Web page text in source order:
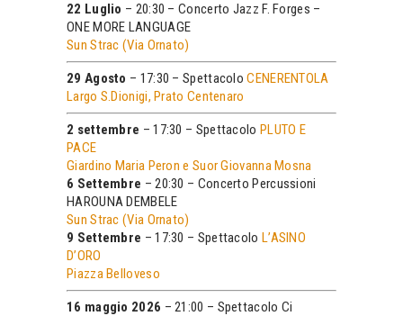
22 Luglio – 20:30 – Concerto Jazz F. Forges –
ONE MORE LANGUAGE
Sun Strac (Via Ornato)
29 Agosto – 17:30 – SpettacoloCENERENTOLA
Largo S.Dionigi, Prato Centenaro
2 settembre – 17:30 – Spettacolo PLUTO E
PACE
Giardino Maria Peron e Suor Giovanna Mosna
6 Settembre – 20:30 – Concerto Percussioni
HAROUNA DEMBELE
Sun Strac (Via Ornato)
9 Settembre – 17:30 – Spettacolo L’ASINO
D’ORO
Piazza Belloveso
16 maggio 2026 – 21:00 – Spettacolo Ci